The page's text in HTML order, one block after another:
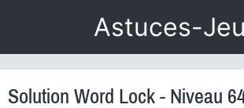
Astuces-
Solution Word Lock - Niveau